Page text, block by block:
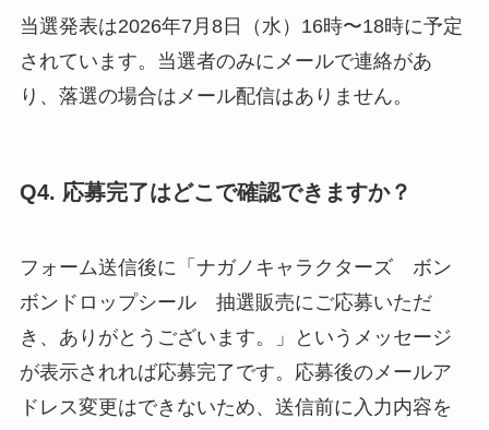
当選発表は2026年7月8日（水）16時〜18時に予定
されています。当選者のみにメールで連絡があ
り、落選の場合はメール配信はありません。
Q4. 応募完了はどこで確認できますか？
フォーム送信後に「ナガノキャラクターズ ボン
ボンドロップシール 抽選販売にご応募いただ
き、ありがとうございます。」というメッセージ
が表示されれば応募完了です。応募後のメールア
ドレス変更はできないため、送信前に入力内容を